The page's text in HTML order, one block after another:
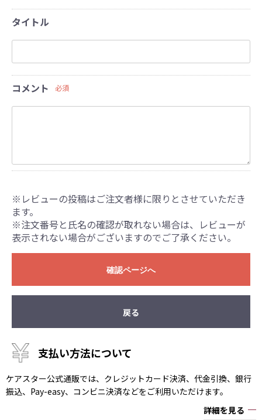
タイトル
コメント 必須
※レビューの投稿はご注文者様に限りとさせていただき
ます。
※注文番号と氏名の確認が取れない場合は、レビューが
表示されない場合がございますのでご了承ください。
確認ページへ
戻る
支払い方法について
ケアスター公式通販では、クレジットカード決済、代金引換、銀行
振込、Pay-easy、コンビニ決済などをご利用いただけます。
詳細を見る